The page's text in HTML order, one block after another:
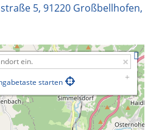
5, 91220 Großbellhofen,
starten